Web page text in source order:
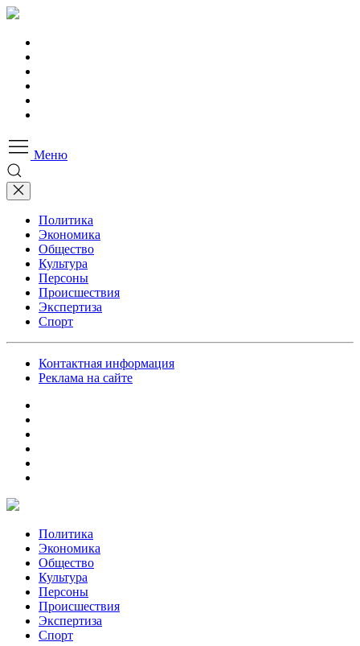
Меню
Политика
Экономика
Общество
Культура
Персоны
Происшествия
Экспертиза
Спорт
Контактная информация
Реклама на сайте
Политика
Экономика
Общество
Культура
Персоны
Происшествия
Экспертиза
Спорт